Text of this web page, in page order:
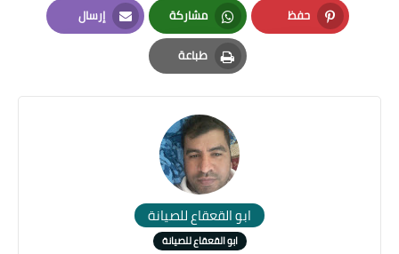
حفظ
Pinterest
مشاركة
Whatsapp
إرسال
Email
طباعة
Print
ابو القعقاع للصيانة
ابو القعقاع للصيانة